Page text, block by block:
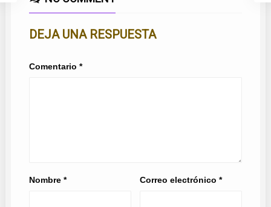
DEJA UNA RESPUESTA
Comentario *
Nombre * Correo electrónico*